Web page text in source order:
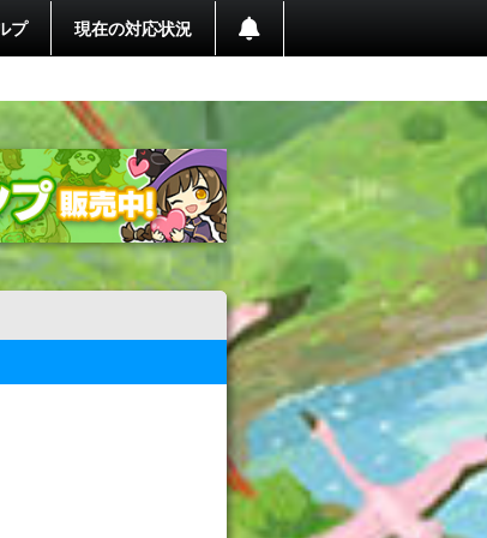
プ 現在の対応状況